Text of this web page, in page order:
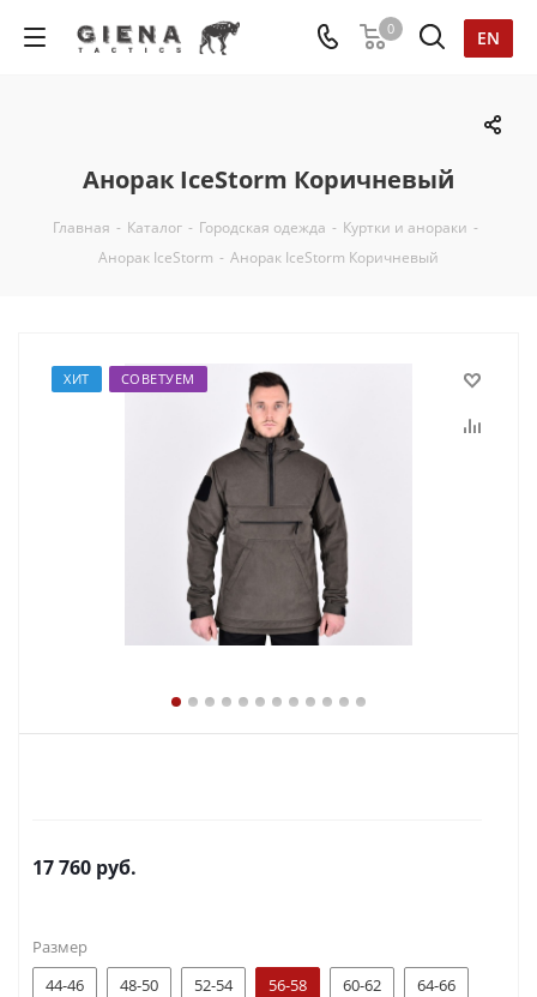
EN
0
Анорак IceStorm Коричневый
Главная - Каталог - Городская одежда - Куртки и анораки -
Анорак IceStorm - Анорак IceStorm Коричневый
ХИТ СОВЕТУЕМ
17 760 руб.
Размер
44-46
48-50 52-54 56-58 60-62 64-66